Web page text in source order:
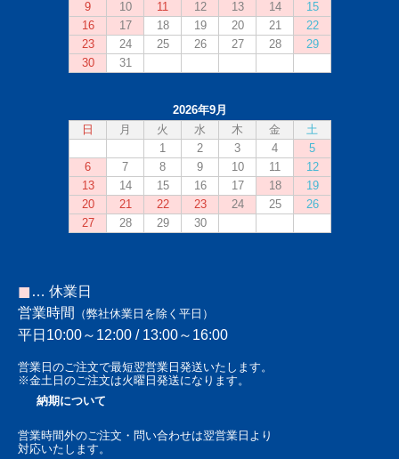
■ … 休業日
営業時間
（弊社休業日を除く平日）
平日10:00～12:00 / 13:00～16:00
営業日のご注文で最短翌営業日発送いたします。
※金土日のご注文は火曜日発送になります。
納期について
営業時間外のご注文・問い合わせは翌営業日より
対応いたします。